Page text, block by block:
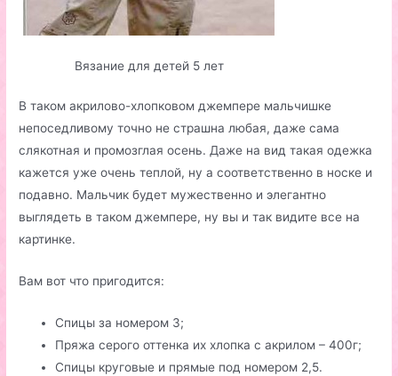
Вязание для детей 5 лет
В таком акрилово-хлопковом джемпере мальчишке
непоседливому точно не страшна любая, даже сама
слякотная и промозглая осень. Даже на вид такая одежка
кажется уже очень теплой, ну а соответственно в носке и
подавно. Мальчик будет мужественно и элегантно
выглядеть в таком джемпере, ну вы и так видите все на
картинке.
Вам вот что пригодится:
Спицы за номером 3;
Пряжа серого оттенка их хлопка с акрилом – 400г;
Спицы круговые и прямые под номером 2,5.